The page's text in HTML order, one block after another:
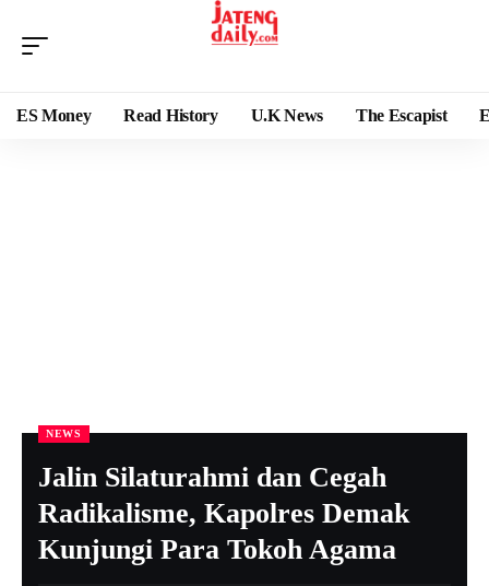
ES Money Read History U.K News The Escapist
NEWS
Jalin Silaturahmi dan Cegah
Radikalisme, Kapolres Demak
Kunjungi Para Tokoh Agama